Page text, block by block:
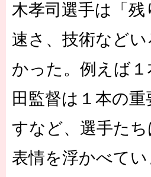
木孝司選手は「
速さ、技術など
かった。例えば
田監督は１本の
すなど、選手た
表情を浮かべてい